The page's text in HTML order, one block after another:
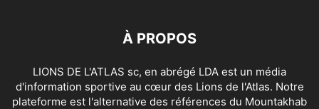
À PROPOS
LIONS DE L'ATLAS sc, en abrégé LDA est un média
d'information sportive au cœur des Lions de l'Atlas. Notre
plateforme est l'alternative des références du Mountakhab